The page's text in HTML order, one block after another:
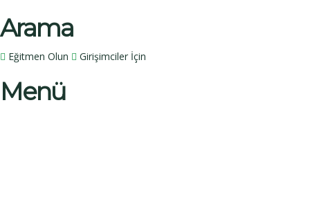
Arama
Eğitmen Olun Girişimciler İçin
Menü